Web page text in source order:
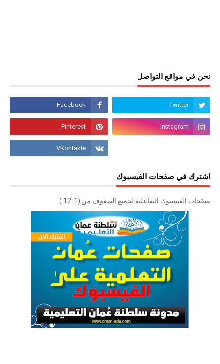
نحن في مواقع التواصل
اشترك في صفحات الفيسبوك
صفحات الفيسبوك التفاعلية لجميع الصفوف من (1-12 )